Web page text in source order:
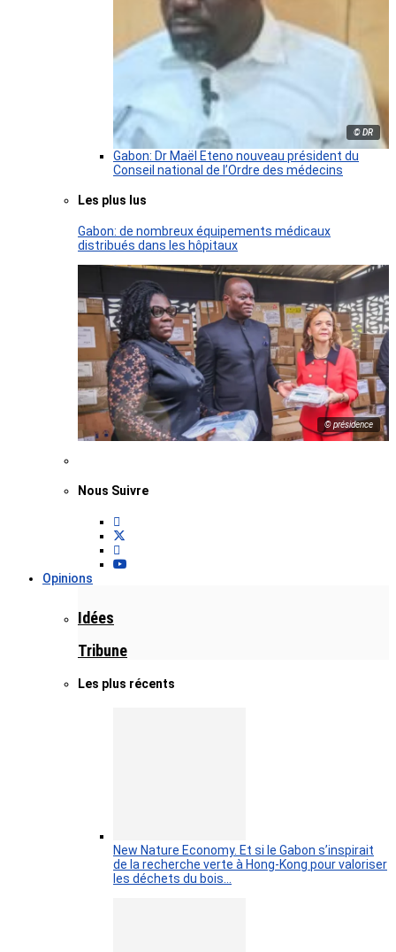
© DR
Gabon: Dr Maël Eteno nouveau président du
Conseil national de l’Ordre des médecins
Les plus lus
Gabon: de nombreux équipements médicaux
distribués dans les hôpitaux
© présidence
Nous Suivre
Opinions
Idées
Tribune
Les plus récents
New Nature Economy. Et si le Gabon s’inspirait
de la recherche verte à Hong-Kong pour valoriser
les déchets du bois…